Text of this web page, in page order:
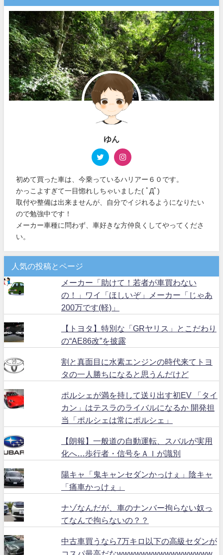
ゆん
初めて買った車は、今乗っているハリアー６０です。
かっこよすぎて一目惚れしちゃいました( ﾟДﾟ)
取付や整備は出来ませんが、自分でイジれるようになりたい
ので勉強中です！
メーカー車種に問わず、車好きな方仲良くしてやってくださ
い。
人気の投稿とページ
メーカー「助けて！若者が車買わない
の！」ワイ「ほしいぞ」メーカー「じゃあ
200万です(軽)」
【トヨタ】特別な「GRヤリス」とこだわり
の“AE86改”を披露
割と真面目に水素エンジンの時代来てトヨ
タの一人勝ちになると思うんだけど
ポルシェが満を持して送り出す初EV 「タイ
カン」はテスラのライバルになるか 開発担
当「ポルシェは常にポルシェ」
【朗報】一般道の自動運転、スバルが実用
化へ…歩行者・信号をＡＩが識別
陽キャ「鬼キャンセダンかっけぇ」陰キャ
「痛車かっけぇ」
ナゾなんだが、車のナンバー拘らない奴っ
てなんで拘らないの？？
中古車買うなら7万キロ以下の高級セダンが
コスパ最高だなwwwwwwwwwwwwwwww